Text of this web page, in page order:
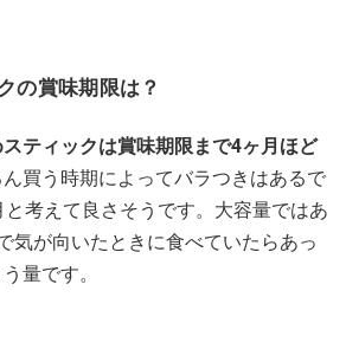
の賞味期限は？
ティックは賞味期限まで4ヶ月ほど
ん買う時期によってバラつきはあるで
と考えて良さそうです。大容量ではあ
気が向いたときに食べていたらあっ
量です。